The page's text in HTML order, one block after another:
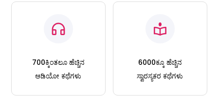
700ಕ್ಕಿಂತಲೂ ಹೆಚ್ಚಿನ
ಆಡಿಯೋ ಕಥೆಗಳು
6000ಕ್ಕೂ ಹೆಚ್ಚಿನ
ಸ್ವಾರಸ್ಯಕರ ಕಥೆಗಳು